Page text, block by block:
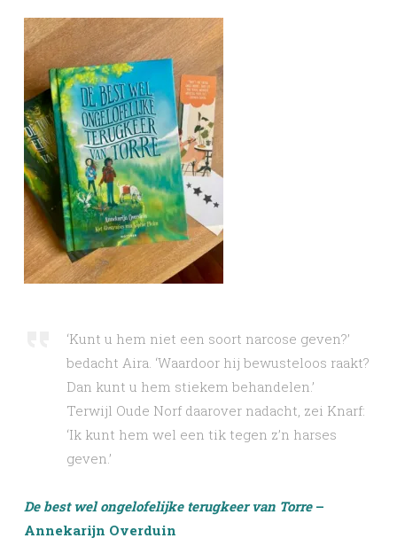
‘Kunt u hem niet een soort narcose geven?’
bedacht Aira. ‘Waardoor hij bewusteloos raakt?
Dan kunt u hem stiekem behandelen.’
Terwijl Oude Norf daarover nadacht, zei Knarf:
‘Ik kunt hem wel een tik tegen z’n harses
geven.’
De best wel ongelofelijke terugkeer van Torre–
Annekarijn Overduin